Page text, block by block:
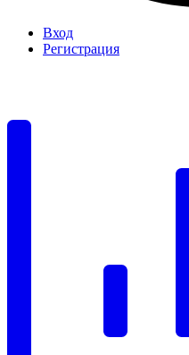
Вход
Регистрация